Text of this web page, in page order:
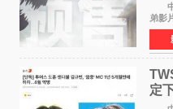
中
弟影
伯特
·麦
《逃
定